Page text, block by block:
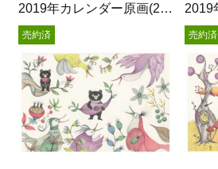
2019年カレンダー原画(2月)
売約済 売約済